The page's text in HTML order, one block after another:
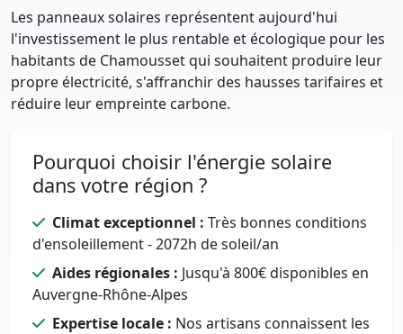
Les panneaux solaires représentent aujourd'hui
l'investissement le plus rentable et écologique pour les
habitants de Chamousset qui souhaitent produire leur
propre électricité, s'affranchir des hausses tarifaires et
réduire leur empreinte carbone.
Pourquoi choisir l'énergie solaire
dans votre région ?
Climat exceptionnel : Très bonnes conditions
d'ensoleillement - 2072h de soleil/an
Aides régionales : Jusqu'à 800€ disponibles en
Auvergne-Rhône-Alpes
Expertise locale : Nos artisans connaissent les